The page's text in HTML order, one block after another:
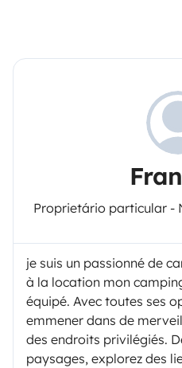
Proprietário particular -
je suis un passionné de
à la location mon
équipé. Avec toutes ses
emmener dans de
des endroits privilégiés.
paysages, explorez des